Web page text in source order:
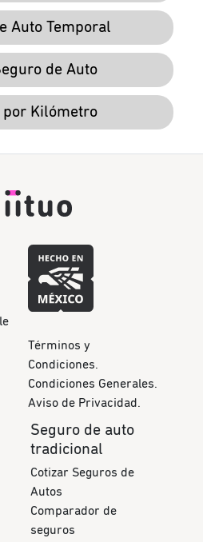
Auto Temporal
de Auto
por Kilómetro
Términos y
Condiciones.
Condiciones Generales.
Aviso de Privacidad.
Seguro de auto
tradicional
Cotizar Seguros de
Autos
Comparador de
seguros